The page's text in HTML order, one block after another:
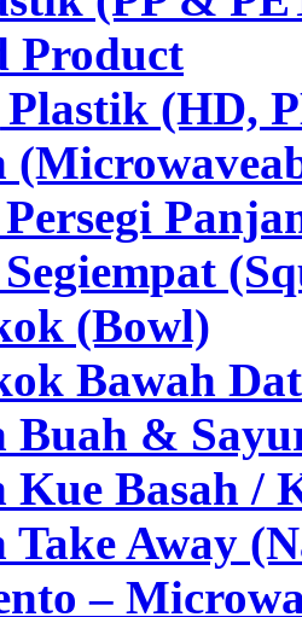
Product
(HD,
(Bowl)
Bawah
Buah &
Kue Basah /
Take Away
–